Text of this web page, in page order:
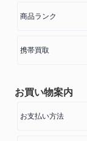
商品ランク
携帯買取
お買い物案内
お支払い方法